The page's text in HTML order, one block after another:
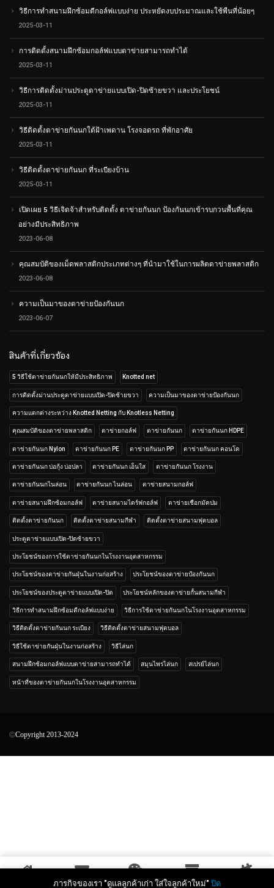
วิธีการทำสนามฝึกซ้อมตีกอล์ฟแบบง่าย ประหยัดงบประมาณและใช้พืนที่น้อยๆ
2025-03-11
การติดตั้งสนามฝึกซ้อมกอล์ฟแบบตาข่ายสามารถทำได้
2025-03-11
วิธีการติดตั้งม่านประตูตาข่ายแบบเปิด-ปิดซ้ายขวา และประโยชน์
2025-03-11
วิธีติดตั้งตาข่ายกันนกใต้ฝ้าเพดาน โรงจอดรถ ที่พักอาศัย
2025-03-11
วิธีติดตั้งตาข่ายกันนก ที่ระเบียงบ้าน
2025-03-11
เปิดเผย 5 วิธีเจิดจ้าสำหรับติดตั้ง ตาข่ายกันนก ป้องกันนกเข้ารบกวนพื้นที่คุณ
อย่างมีประสิทธิภาพ
2023-06-08
คุณสมบัติของเม็ดพลาสติกประเภทต่างๆ ที่นำมาใช้ในการผลิตตาข่ายพลาสติก
2023-06-08
ความเป็นมาของตาข่ายป้องกันนก
2023-06-07
สินค้าที่เกี่ยวข้อง
5 วิธีใช้ตาข่ายกันนกให้มีประสิทธิภาพ Knotted net
การติดตั้งม่านประตูตาข่ายแบบเปิด-ปิดซ้ายขวา ความเป็นมาของตาข่ายป้องกันนก
ความแตกต่างระหว่าง Knotted Netting กับ Knotless Netting
คุณสมบัติของตาข่ายพลาสติก ตาข่ายกอล์ฟ ตาข่ายกันนก ตาข่ายกันนก HDPE
ตาข่ายกันนก Nylon ตาข่ายกันนก PE ตาข่ายกันนก PP ตาข่ายกันนก คอนโด
ตาข่ายกันนก บ่อกุ้ง บ่อปลา ตาข่ายกันนก เอ็นใส ตาข่ายกันนก โรงงาน
ตาข่ายกันนกไนล่อน ตาข่ายกันนก ไนล่อน ตาข่ายสนามกอล์ฟ
ตาข่ายสนามฝึกซ้อมกอล์ฟ ตาข่ายสนามไดร์ฟกอล์ฟ ตาข่ายเชือกมัดปม
ติดตั้งตาข่ายกันนก ติดตั้งตาข่ายสนามกีฬา ติดตั้งตาข่ายสนามฟุตบอล
ประตูตาข่ายแบบเปิด-ปิดซ้ายขวา
ประโยชน์ของการใช้ตาข่ายกันนกในโรงงานอุตสาหกรรม
ประโยชน์ของตาข่ายกันฝุ่นในงานก่อสร้าง ประโยชน์ของตาข่ายป้องกันนก
ประโยชน์ของประตูตาข่ายแบบเปิด-ปิด ประโยชน์หลักของตาข่ายกั้นสนามกีฬา
วิธีการทำสนามฝึกซ้อมตีกอล์ฟแบบง่าย วิธีการใช้ตาข่ายกันนกในโรงงานอุตสาหกรรม
วิธีติดตั้งตาข่ายกันนก ระเบียง วิธีติดตั้งตาข่ายสนามฟุตบอล
วิธีใช้ตาข่ายกันฝุ่นในงานก่อสร้าง วิธีไล่นก
สนามฝึกซ้อมกอล์ฟแบบตาข่ายสามารถทำได้ สมุนไพรไล่นก สเปรย์ไล่นก
หน้าที่ของตาข่ายกันนกในโรงงานอุตสาหกรรม
Copyright 2013-2024
ภารกิจของเรา "ดูแลลูกค้าเก่า ใส่ใจลูกค้าใหม่" ปิด